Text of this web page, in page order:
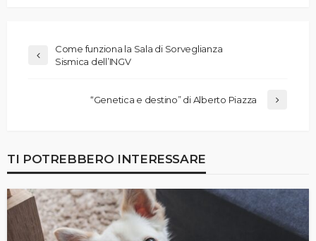
Come funziona la Sala di Sorveglianza
Sismica dell’INGV
“Genetica e destino” di Alberto Piazza
TI POTREBBERO INTERESSARE